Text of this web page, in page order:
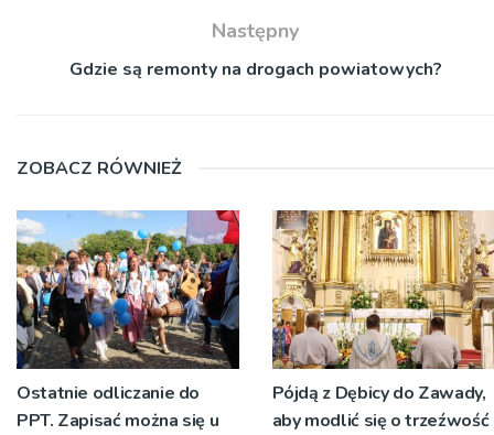
Następny
Gdzie są remonty na drogach powiatowych?
ZOBACZ RÓWNIEŻ
Ostatnie odliczanie do
PPT. Zapisać można się u
Pójdą z Dębicy do Zawady,
aby modlić się o trzeźwość